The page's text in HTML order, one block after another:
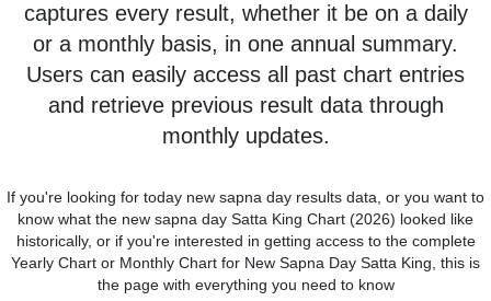
captures every result, whether it be on a daily
or a monthly basis, in one annual summary.
Users can easily access all past chart entries
and retrieve previous result data through
monthly updates.
If you're looking for today new sapna day results data, or you want to
know what the new sapna day Satta King Chart (2026) looked like
historically, or if you're interested in getting access to the complete
Yearly Chart or Monthly Chart for New Sapna Day Satta King, this is
the page with everything you need to know